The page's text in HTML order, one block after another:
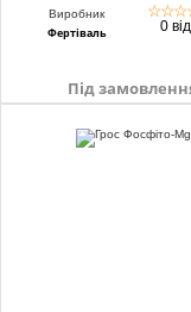
Виробник
Фертіваль
☆☆☆
0
Під